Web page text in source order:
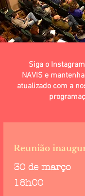
Siga o
NAVIS e
atualizado com a
Reunião
30 de março
18h00